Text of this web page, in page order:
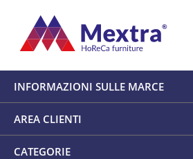
INFORMAZIONI SULLE MARCE
AREA CLIENTI
CATEGORIE